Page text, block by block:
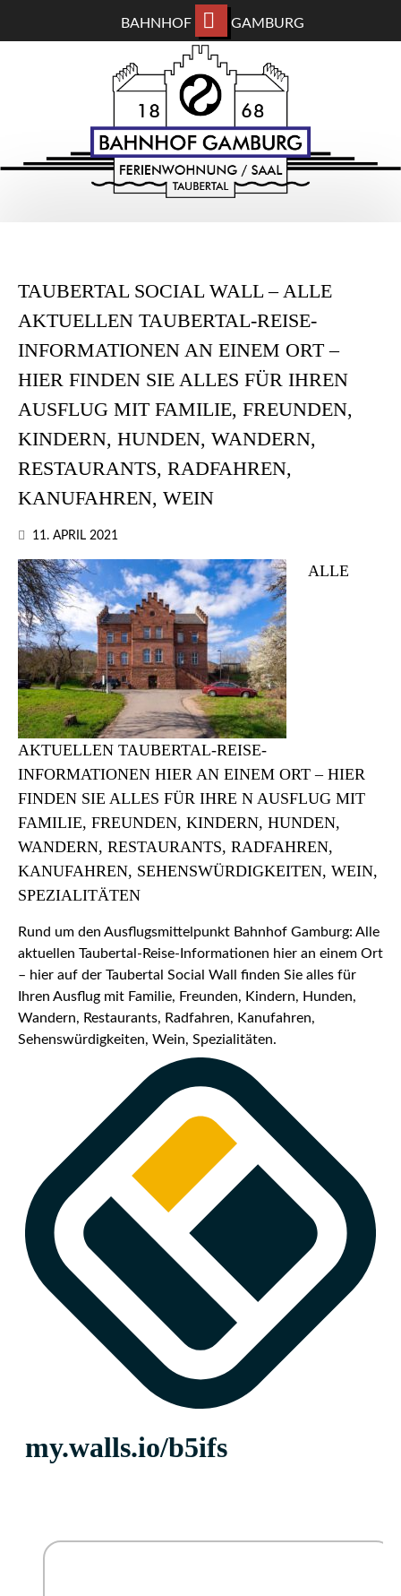
BAHNHOF GAMBURG
BAHNHOF GAMBURG
Ferienwohnung und Eventsaal im Taubertal
TAUBERTAL SOCIAL WALL – ALLE
AKTUELLEN TAUBERTAL-REISE-
INFORMATIONEN AN EINEM ORT –
HIER FINDEN SIE ALLES FÜR IHREN
AUSFLUG MIT FAMILIE, FREUNDEN,
KINDERN, HUNDEN, WANDERN,
RESTAURANTS, RADFAHREN,
KANUFAHREN, WEIN
11. APRIL 2021
ALLE
AKTUELLEN TAUBERTAL-REISE-
INFORMATIONEN HIER AN EINEM ORT – HIER
FINDEN SIE ALLES FÜR IHRE N AUSFLUG MIT
FAMILIE, FREUNDEN, KINDERN, HUNDEN,
WANDERN, RESTAURANTS, RADFAHREN,
KANUFAHREN, SEHENSWÜRDIGKEITEN, WEIN,
SPEZIALITÄTEN
Rund um den Ausflugsmittelpunkt Bahnhof Gamburg: Alle
aktuellen Taubertal-Reise-Informationen hier an einem Ort
– hier auf der Taubertal Social Wall finden Sie alles für
Ihren Ausflug mit Familie, Freunden, Kindern, Hunden,
Wandern, Restaurants, Radfahren, Kanufahren,
Sehenswürdigkeiten, Wein, Spezialitäten.